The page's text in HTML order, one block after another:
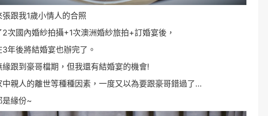
張跟我1歲小情人的合照
2次國內婚紗拍攝+1次澳洲婚紗旅拍+訂婚宴後，
3年後將結婚宴也辦完了。
緣跟到豪哥檔期，但我還有結婚宴的機會!
中親人的離世等種種因素，一度又以為要跟豪哥錯過了…
是緣份~